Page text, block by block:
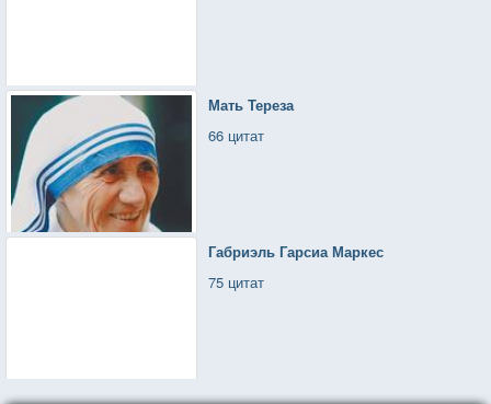
Мать Тереза
66 цитат
Габриэль Гарсиа Маркес
75 цитат